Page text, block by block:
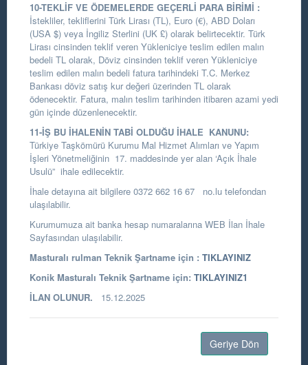
10-TEKLİF VE ÖDEMELERDE GEÇERLİ PARA BİRİMİ :
İstekliler, tekliflerini Türk Lirası (TL), Euro (€), ABD Doları
(USA $) veya İngiliz Sterlini (UK £) olarak belirtecektir. Türk
Lirası cinsinden teklif veren Yükleniciye teslim edilen malın
bedeli TL olarak, Döviz cinsinden teklif veren Yükleniciye
teslim edilen malın bedeli fatura tarihindeki T.C. Merkez
Bankası döviz satış kur değeri üzerinden TL olarak
ödenecektir. Fatura, malın teslim tarihinden itibaren azami yedi
gün içinde düzenlenecektir.
11-İŞ BU İHALENİN TABİ OLDUĞU İHALE KANUNU:
Türkiye Taşkömürü Kurumu Mal Hizmet Alımları ve Yapım
İşleri Yönetmeliğinin 17. maddesinde yer alan ‘Açık İhale
Usulü” ihale edilecektir.
İhale detayına ait bilgilere 0372 662 16 67 no.lu telefondan
ulaşılabilir.
Kurumumuza ait banka hesap numaralarına WEB İlan İhale
Sayfasından ulaşılabilir.
Masturalı rulman Teknik Şartname için : TIKLAYINIZ
Konik Masturalı Teknik Şartname için: TIKLAYINIZ1
İLAN OLUNUR.
15.12.2025
Geriye Dön